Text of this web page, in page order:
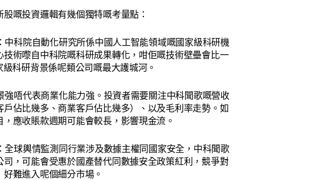
嘅投資邏輯有幾個獨特嘅考量點：
中科院自動化研究所係中國人工智能領域嘅國家級科研機
技術嚟自中科院嘅科研成果轉化，咁佢嘅技術壁壘會比一
科研背景係呢類公司嘅最大護城河。
強唔代表商業化能力強。投資者需要關注中科聞歌嘅營收
佔比幾多、商業客戶佔比幾多）、以及毛利率走勢。如
應收賬款週期可能會較長，影響現金流。
：全球輿情監測同行業涉及數據主權同國家安全，中科聞歌
司，可能會受惠於國產替代同數據安全政策紅利，競爭對
難進入呢個細分市場。